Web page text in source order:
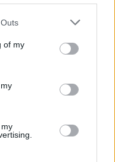
one or more Google
You may click to
its third-party tags to
in below Google
of my
σε
σας
πιο Εύκολη
σε 2